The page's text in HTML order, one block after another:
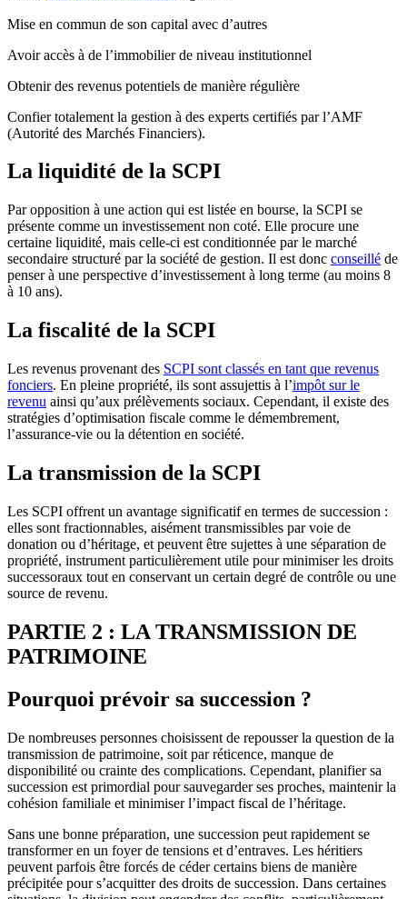
Mise en commun de son capital avec d’autres
Avoir accès à de l’immobilier de niveau institutionnel
Obtenir des revenus potentiels de manière régulière
Confier totalement la gestion à des experts certifiés par l’AMF
(Autorité des Marchés Financiers).
La liquidité de la SCPI
Par opposition à une action qui est listée en bourse, la SCPI se
présente comme un investissement non coté. Elle procure une
certaine liquidité, mais celle-ci est conditionnée par le marché
secondaire structuré par la société de gestion. Il est donc conseillé de
penser à une perspective d’investissement à long terme (au moins 8
à 10 ans).
La fiscalité de la SCPI
Les revenus provenant des SCPI sont classés en tant que revenus
fonciers. En pleine propriété, ils sont assujettis à l’impôt sur le
revenu ainsi qu’aux prélèvements sociaux. Cependant, il existe des
stratégies d’optimisation fiscale comme le démembrement,
l’assurance-vie ou la détention en société.
La transmission de la SCPI
Les SCPI offrent un avantage significatif en termes de succession :
elles sont fractionnables, aisément transmissibles par voie de
donation ou d’héritage, et peuvent être sujettes à une séparation de
propriété, instrument particulièrement utile pour minimiser les droits
successoraux tout en conservant un certain degré de contrôle ou une
source de revenu.
PARTIE 2 : LA TRANSMISSION DE
PATRIMOINE
Pourquoi prévoir sa succession ?
De nombreuses personnes choisissent de repousser la question de la
transmission de patrimoine, soit par réticence, manque de
disponibilité ou crainte des complications. Cependant, planifier sa
succession est primordial pour sauvegarder ses proches, maintenir la
cohésion familiale et minimiser l’impact fiscal de l’héritage.
Sans une bonne préparation, une succession peut rapidement se
transformer en un foyer de tensions et d’entraves. Les héritiers
peuvent parfois être forcés de céder certains biens de manière
précipitée pour s’acquitter des droits de succession. Dans certaines